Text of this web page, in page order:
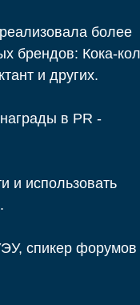
более
брендов: Кока-
и других.
в PR -
и использовать
спикер форумов